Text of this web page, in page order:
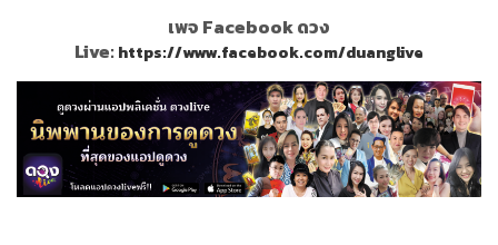
เพจ Facebook ดวง
Live:https://www.facebook.com/duanglive